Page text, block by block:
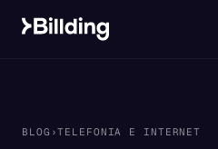
BLOG ›TELEFONIA E INTERNET